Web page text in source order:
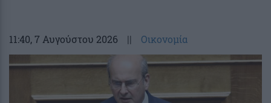
11:40, 7 Αυγούστου 2026 || Οικονομία